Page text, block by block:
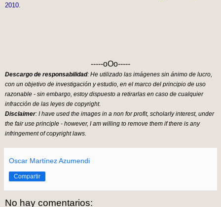
2010.
-----oOo-----
Descargo de responsabilidad: He utilizado las imágenes sin ánimo de lucro,
con un objetivo de investigación y estudio, en el marco del principio de uso
razonable - sin embargo, estoy dispuesto a retirarlas en caso de cualquier
infracción de las leyes de copyright.
Disclaimer: I have used the images in a non for profit, scholarly interest, under
the fair use principle - however, I am willing to remove them if there is any
infringement of copyright laws.
Oscar Martínez Azumendi
Compartir
No hay comentarios: